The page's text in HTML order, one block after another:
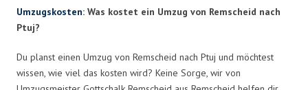
Umzugskosten: Was kostet ein Umzug von Remscheid nach
Ptuj?
Du planst einen Umzug von Remscheid nach Ptuj und möchtest
wissen, wie viel das kosten wird? Keine Sorge, wir von